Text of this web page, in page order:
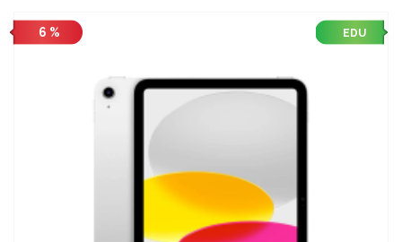
6 % EDU